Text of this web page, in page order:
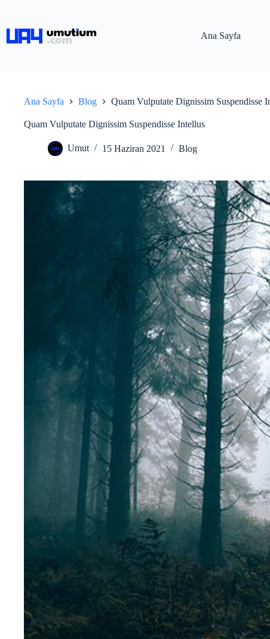
Ana Sayfa
Ana Sayfa Blog Quam Vulputate Dignissim Suspendisse
Quam Vulputate Dignissim Suspendisse Intellus
Umut 15 Haziran 2021 Blog